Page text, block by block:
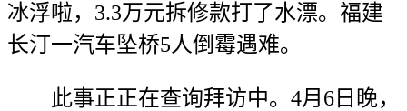
冰浮啦，3.3万元拆修款打了水漂。福建
长汀一汽车坠桥5人倒霉遇难。
此事正正在查询拜访中。4月6日晚，